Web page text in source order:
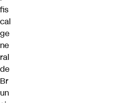
fis
cal
ge
ne
ral
de
Br
un